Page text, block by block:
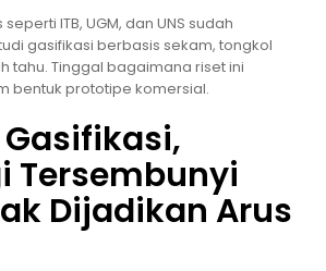
ITB, UGM, dan UNS sudah
gasifikasi berbasis sekam, tongkol
tahu. Tinggal bagaimana riset ini
bentuk prototipe komersial.
Tersembunyi
Dijadikan Arus